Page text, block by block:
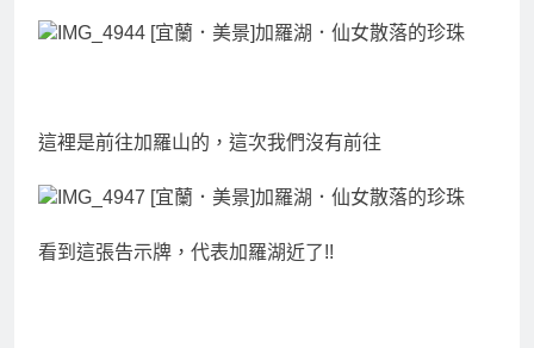
這裡是前往加羅山的，這次我們沒有前往
看到這張告示牌，代表加羅湖近了!!